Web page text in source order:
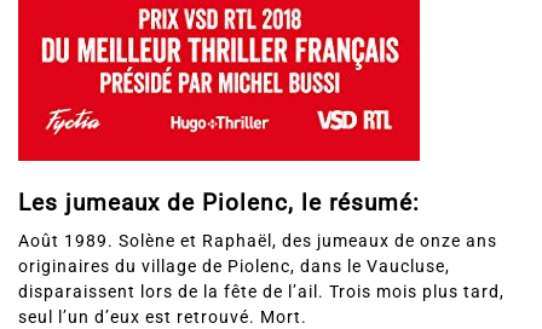
Les jumeaux de Piolenc, le résumé:
Août 1989. Solène et Raphaël, des jumeaux de onze ans
originaires du village de Piolenc, dans le Vaucluse,
disparaissent lors de la fête de l’ail. Trois mois plus tard,
seul l’un d’eux est retrouvé. Mort.